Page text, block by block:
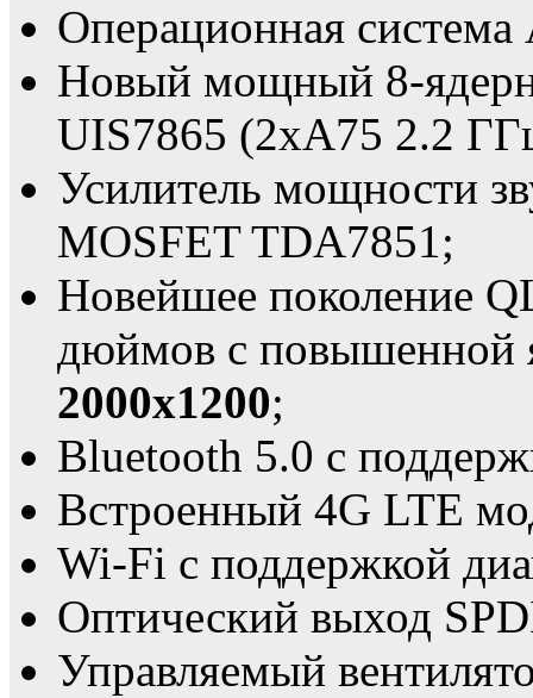
Операционная
Новый мощный 8-
UIS7865 (2xA75 2.2
Усилитель мощности
MOSFET TDA7851;
Новейшее поколение
дюймов с повышенной
2000x1200;
Bluetooth 5.0 с
Встроенный 4G LTE
Wi-Fi с поддержкой
Оптический выход
Управляемый